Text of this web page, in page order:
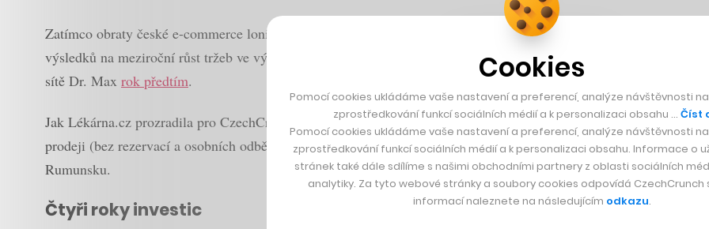
Zatímco obraty české e-commerce loni a jednička trhu Pilulka.cz zaznamenala navýšení
výsledků na meziroční růst tržeb ve výši 39 procent. Díky tomu v roce 2019 vyrostl její obrat na 690 milionů
sítě Dr. Max rok předtím.
Jak Lékárna.cz prozradila pro CzechCrunch, letos očekává tržby na úrovni jedné miliardy korun. Tím by
prodeji (bez rezervací a osobních odběrů v lékárnách učiněných online) dosáhla tržeb 900 milionů korun. Na
Rumunsku.
Čtyři roky investic
Cookies
Pomocí cookies ukládáme vaše nastavení a preferencí, analýze návštěvnosti
zprostředkování funkcí sociálních médií a k personalizaci obsahu … Číst
Pomocí cookies ukládáme vaše nastavení a preferencí, analýze návštěvnosti
zprostředkování funkcí sociálních médií a k personalizaci obsahu. Informace o
stránek také dále sdílíme s našimi obchodními partnery z oblasti sociálních
analytiky. Za tyto webové stránky a soubory cookies odpovídá CzechCrunch
informací naleznete na následujícím odkazu.